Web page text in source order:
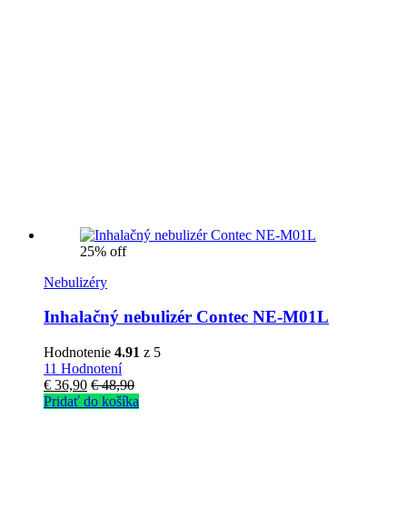
25% off
Nebulizéry
Inhalačný nebulizér Contec NE-M01L
Hodnotenie 4.91 z 5
11 Hodnotení
€ 36,90 €48,90
Pridať do košíka